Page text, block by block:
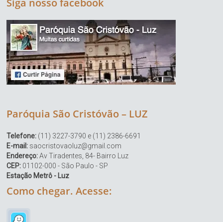
Siga nosso facebook
Paróquia São Cristóvão – LUZ
Telefone: (11) 3227-3790 e (11) 2386-6691
E-mail: saocristovaoluz@gmail.com
Endereço:Av Tiradentes, 84- Bairro Luz
CEP: 01102-000 - São Paulo - SP
Estação Metrô - Luz
Como chegar. Acesse: